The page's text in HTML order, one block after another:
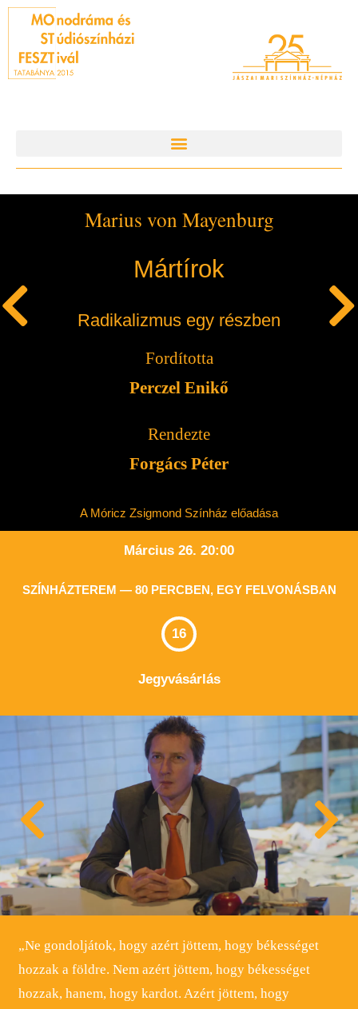
Marius von Mayenburg
Mártírok
Radikalizmus egy részben
Fordította
Perczel Enikő
Rendezte
Forgács Péter
A Móricz Zsigmond Színház előadása
Március 26. 20:00
SZÍNHÁZTEREM — 80 PERCBEN, EGY FELVONÁSBAN
16
Jegyvásárlás
„Ne gondoljátok, hogy azért jöttem, hogy békességet
hozzak a földre. Nem azért jöttem, hogy békességet
hozzak, hanem, hogy kardot. Azért jöttem, hogy